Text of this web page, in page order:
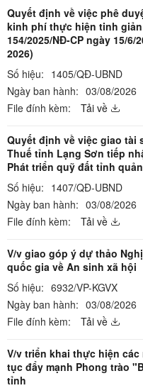
Quyết định về việc phê
kinh phí thực hiện tinh
154/2025/NĐ-CP ngày 15/
2026)
Số hiệu: 1405/QĐ-UBND
Ngày ban hành: 03/08/2026
File đính kèm:
Tải về
Quyết định về việc giao tài
Thuế tỉnh Lạng Sơn tiếp
Phát triển quỹ đất tỉnh
Số hiệu: 1407/QĐ-UBND
Ngày ban hành: 03/08/2026
File đính kèm:
Tải về
V/v giao góp ý dự thảo
quốc gia về An sinh xã hội
Số hiệu: 6932/VP-KGVX
Ngày ban hành: 03/08/2026
File đính kèm:
Tải về
V/v triển khai thực hiện
tục đẩy mạnh Phong trào
tỉnh